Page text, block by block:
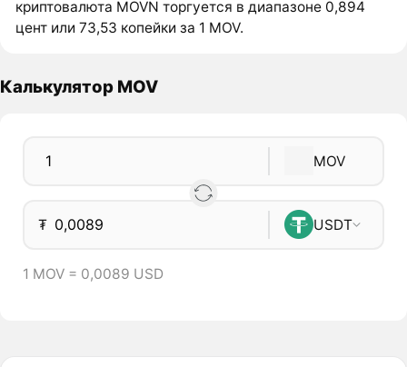
криптовалюта MOVN торгуется в диапазоне 0,894
цент или 73,53 копейки за 1 MOV.
Калькулятор MOV
MOV
₮ USDT
1 MOV = 0,0089 USD